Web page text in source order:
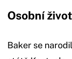
Osobní
Baker se